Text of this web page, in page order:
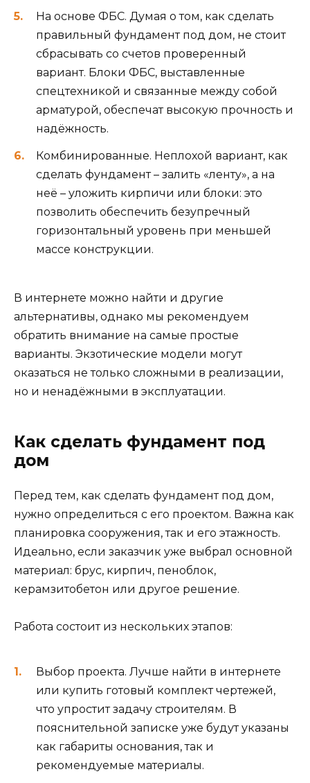
На основе ФБС. Думая о том, как сделать
правильный фундамент под дом, не стоит
сбрасывать со счетов проверенный
вариант. Блоки ФБС, выставленные
спецтехникой и связанные между собой
арматурой, обеспечат высокую прочность и
надёжность.
Комбинированные. Неплохой вариант, как
сделать фундамент – залить «ленту», а на
неё – уложить кирпичи или блоки: это
позволить обеспечить безупречный
горизонтальный уровень при меньшей
массе конструкции.
В интернете можно найти и другие
альтернативы, однако мы рекомендуем
обратить внимание на самые простые
варианты. Экзотические модели могут
оказаться не только сложными в реализации,
но и ненадёжными в эксплуатации.
Как сделать фундамент под
дом
Перед тем, как сделать фундамент под дом,
нужно определиться с его проектом. Важна как
планировка сооружения, так и его этажность.
Идеально, если заказчик уже выбрал основной
материал: брус, кирпич, пеноблок,
керамзитобетон или другое решение.
Работа состоит из нескольких этапов:
Выбор проекта. Лучше найти в интернете
или купить готовый комплект чертежей,
что упростит задачу строителям. В
пояснительной записке уже будут указаны
как габариты основания, так и
рекомендуемые материалы.